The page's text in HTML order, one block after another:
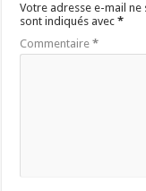
Votre adresse e-mail ne
sont indiqués avec*
Commentaire*